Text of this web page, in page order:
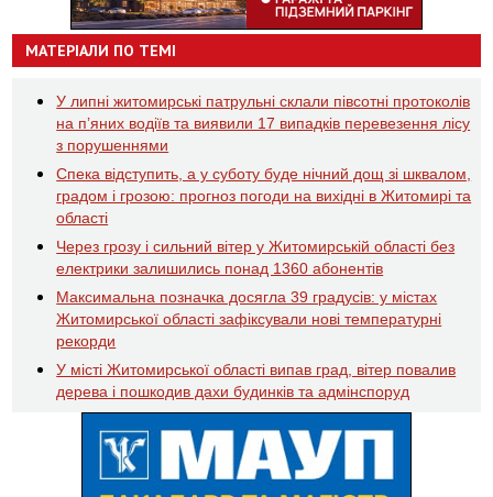
МАТЕРІАЛИ ПО ТЕМІ
У липні житомирські патрульні склали півсотні протоколів
на пʼяних водіїв та виявили 17 випадків перевезення лісу
з порушеннями
Спека відступить, а у суботу буде нічний дощ зі шквалом,
градом і грозою: прогноз погоди на вихідні в Житомирі та
області
Через грозу і сильний вітер у Житомирській області без
електрики залишились понад 1360 абонентів
Максимальна позначка досягла 39 градусів: у містах
Житомирської області зафіксували нові температурні
рекорди
У місті Житомирської області випав град, вітер повалив
дерева і пошкодив дахи будинків та адмінспоруд